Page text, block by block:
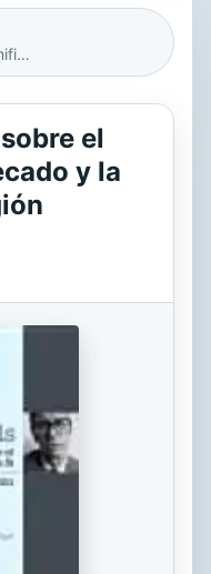
Consideraciones sobre el significado del pecado y la fe / Sobre mi religión
el
y la